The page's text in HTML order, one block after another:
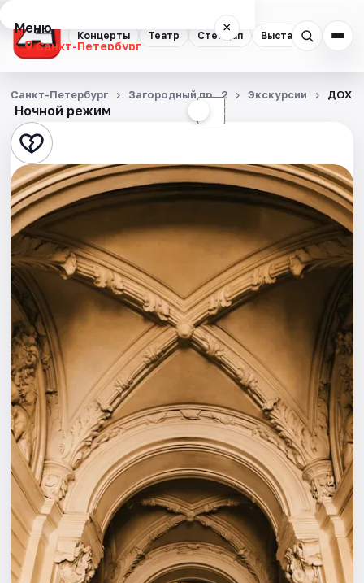
Концерты Театр Стендап Выставки
Меню ×
Санкт-Петербург
Концерты
Театр
Стендап
Выставки
Квесты
Экскурсии
Спорт
События
Города
Площадки
Артисты
Рейтинги
Ночной режим ☾
Санкт-Петербург Загородный пр., 2 Экскурсии